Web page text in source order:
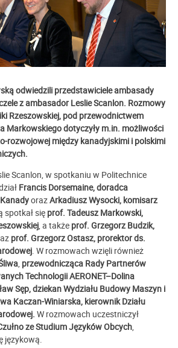
odwiedzili przedstawiciele ambasady
z ambasador Leslie Scanlon. Rozmowy
Rzeszowskiej, pod przewodnictwem
Markowskiego dotyczyły m.in. możliwości
rozwojowej między kanadyjskimi i polskimi
Scanlon, w spotkaniu w Politechnice
Francis Dorsemaine, doradca
orazArkadiusz Wysocki, komisarz
spotkał się prof. Tadeusz Markowski,
, a także prof. Grzegorz Budzik,
prof. Grzegorz Ostasz, prorektor ds.
. W rozmowach wzięli również
, przewodnicząca Rady Partnerów
Technologii AERONET–Dolina
Sęp, dziekan Wydziału Budowy Maszyn i
Kaczan-Winiarska, kierownik Działu
W rozmowach uczestniczył
ze Studium Języków Obcych,
językową.